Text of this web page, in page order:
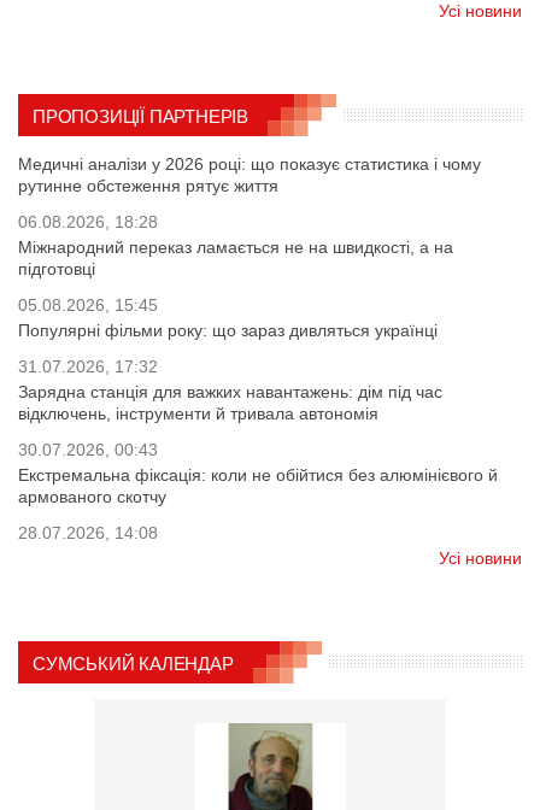
Усі новини
ПРОПОЗИЦІЇ ПАРТНЕРІВ
Медичні аналізи у 2026 році: що показує статистика і чому
рутинне обстеження рятує життя
06.08.2026, 18:28
Міжнародний переказ ламається не на швидкості, а на
підготовці
05.08.2026, 15:45
Популярні фільми року: що зараз дивляться українці
31.07.2026, 17:32
Зарядна станція для важких навантажень: дім під час
відключень, інструменти й тривала автономія
30.07.2026, 00:43
Екстремальна фіксація: коли не обійтися без алюмінієвого й
армованого скотчу
28.07.2026, 14:08
Усі новини
СУМСЬКИЙ КАЛЕНДАР